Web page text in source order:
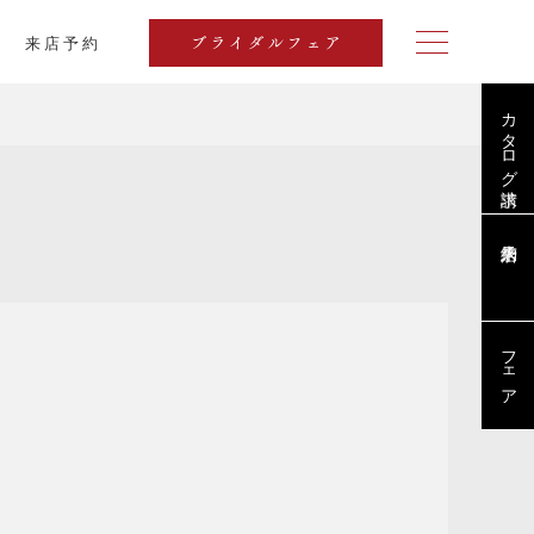
来店予約 ブライダルフェア
カタログ請求
フェア
グ